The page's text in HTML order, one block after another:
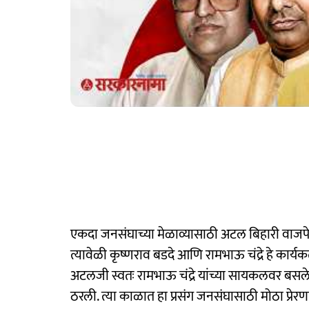
एकदा जनसंघाच्या मेळाव्यासाठी अटल बिहारी
त्यावेळी कृष्णराव बडदे आणि रामभाऊ चंद्रे हे
अटलजी स्वतः रामभाऊ चंद्रे यांच्या सायकलवर
ठरली. त्या काळात हा प्रसंग जनसंघासाठी मोठा